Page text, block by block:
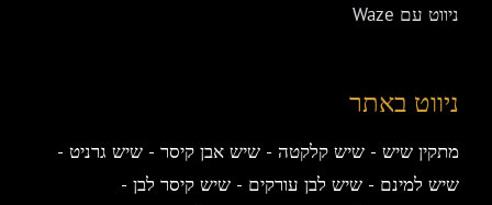
ניווט עם Waze
ניווט באתר
מתקין שיש שיש קלקטה שיש אבן קיסר
שיש גרניט
שיש למינם
שיש לבן עורקים
שיש קיסר לבן